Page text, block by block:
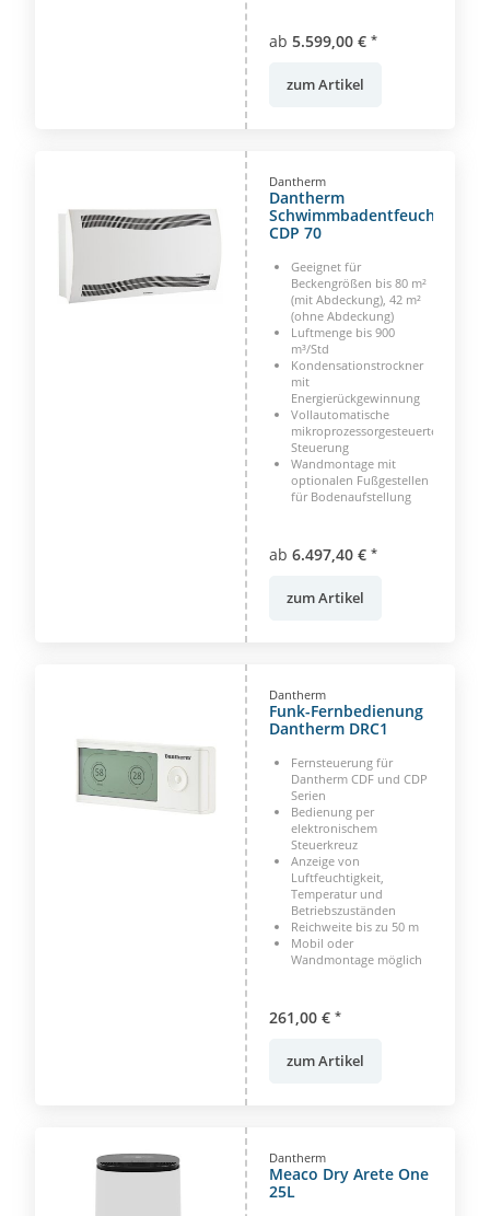
ab 5.599,00 € *
zum Artikel
Dantherm
Dantherm
Schwimmbadentfeuchter
CDP 70
Geeignet für
Beckengrößen bis 80 m²
(mit Abdeckung), 42 m²
(ohne Abdeckung)
Luftmenge bis 900
m³/Std
Kondensationstrockner
mit
Energierückgewinnung
Vollautomatische
mikroprozessorgesteuerte
Steuerung
Wandmontage mit
optionalen Fußgestellen
für Bodenaufstellung
ab 6.497,40 € *
zum Artikel
Dantherm
Funk-Fernbedienung
Dantherm DRC1
Fernsteuerung für
Dantherm CDF und CDP
Serien
Bedienung per
elektronischem
Steuerkreuz
Anzeige von
Luftfeuchtigkeit,
Temperatur und
Betriebszuständen
Reichweite bis zu 50 m
Mobil oder
Wandmontage möglich
261,00 € *
zum Artikel
Dantherm
Meaco Dry Arete One
25L